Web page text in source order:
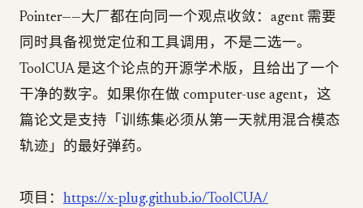
Pointer——大厂都在向同一个观点收敛：agent 需要
同时具备视觉定位和工具调用，不是二选一。
ToolCUA 是这个论点的开源学术版，且给出了一个
干净的数字。如果你在做 computer-use agent，这
篇论文是支持「训练集必须从第一天就用混合模态
轨迹」的最好弹药。
项目： https://x-plug.github.io/ToolCUA/